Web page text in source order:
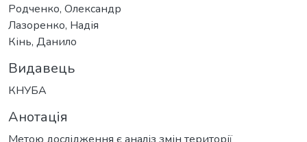
Родченко, Олександр
Лазоренко, Надія
Кінь, Данило
Видавець
КНУБА
Анотація